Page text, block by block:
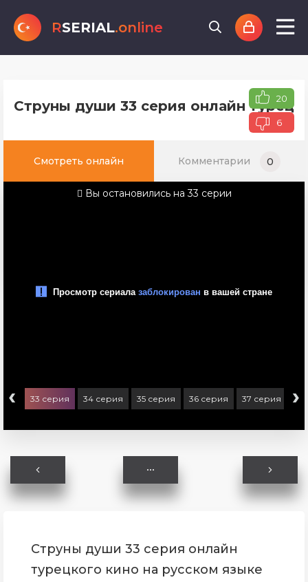
RSERIAL.online
Струны души 33 серия онлайн 20
6
Смотреть онлайн Комментарии 0
Вы остановились на 33 серии
‹ 33 серия 34 серия 35 серия 36 серия 37 серия 38
›
Струны души 33 серия онлайн
турецкого кино на русском языке